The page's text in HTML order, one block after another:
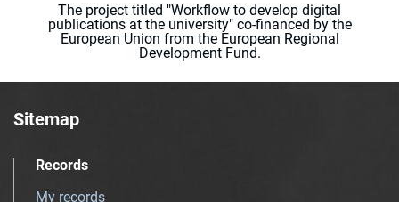
The project titled "Workflow to develop digital
publications at the university" co-financed by the
European Union from the European Regional
Development Fund.
Sitemap
Records
My records